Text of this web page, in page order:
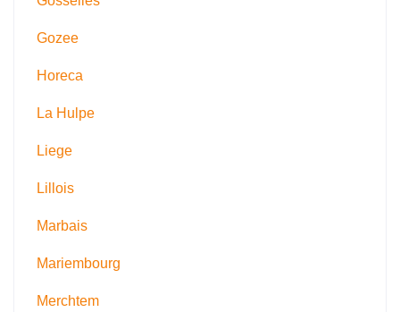
Gozee
Horeca
La Hulpe
Liege
Lillois
Marbais
Mariembourg
Merchtem